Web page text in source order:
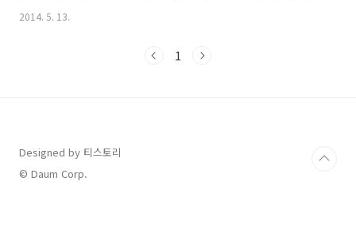
사먹어야겠다. 떠나기전 타이어 공기압을 체크후 바람을 넣어 주었는데
가 없는 것 같은데 림테이프 문제일수도 있고 타이어도 수명을 다해가고
2014. 5. 13.
1
Designed by 티스토리
© Daum Corp.